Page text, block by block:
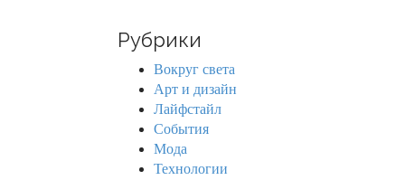
c
Рубрики
Вокруг света
Арт и дизайн
Лайфстайл
События
Мода
Технологии